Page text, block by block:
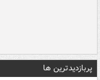
پربازدیدترین ها